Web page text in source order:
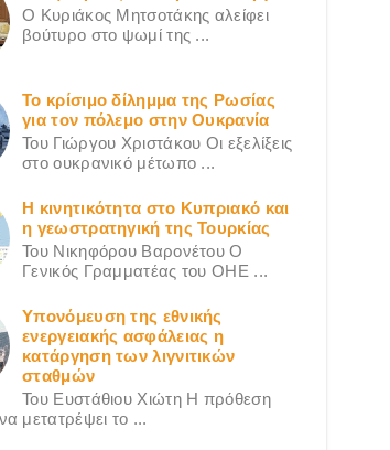
Ο Κυριάκος Μητσοτάκης αλείφει
βούτυρο στο ψωμί της ...
Το κρίσιμο δίλημμα της Ρωσίας
για τον πόλεμο στην Ουκρανία
Του Γιώργου Χριστάκου Οι εξελίξεις
στο ουκρανικό μέτωπο ...
Η κινητικότητα στο Κυπριακό και
η γεωστρατηγική της Τουρκίας
Του Νικηφόρου Βαρονέτου Ο
Γενικός Γραμματέας του ΟΗΕ ...
Υπονόμευση της εθνικής
ενεργειακής ασφάλειας η
κατάργηση των λιγνιτικών
σταθμών
Του Ευστάθιου Χιώτη Η πρόθεση
μετατρέψει το ...